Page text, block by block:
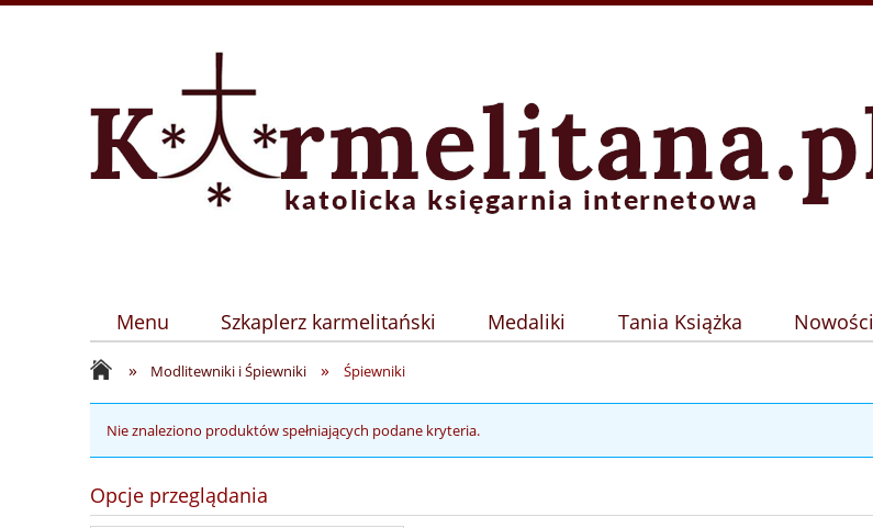
Menu Szkaplerz karmelitański Medaliki Tania Książka Nowości
» Modlitewniki i Śpiewniki » Śpiewniki
Nie znaleziono produktów spełniających podane kryteria.
Opcje przeglądania